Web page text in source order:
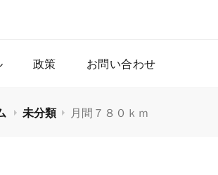
政策 お問い合わせ
未分類 月間７８０ｋｍ